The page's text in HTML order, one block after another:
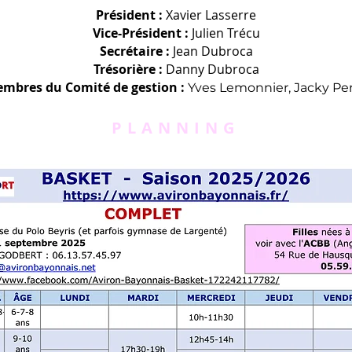
Président : Xavier Lasserre
Vice-Président : Julien Trécu
Secrétaire : Jean Dubroca
Trésorière : Danny Dubroca
du Comité de gestion : Yves Lemonnier, Jacky
PLANNING